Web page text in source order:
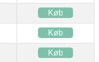
Køb
Køb
Køb